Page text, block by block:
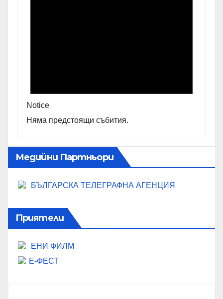
Notice
Няма предстоящи събития.
Медийни Партньори
БЪЛГАРСКА ТЕЛЕГРАФНА АГЕНЦИЯ
Приятели
ЕНИ ФИЛМ
Е-ФЕСТ